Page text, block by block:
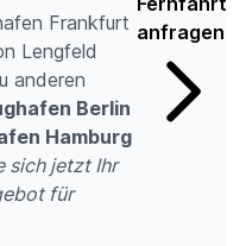
Frankfurt
Lengfeld
anderen
Berlin
Hamburg
sich jetzt Ihr
für
anfragen